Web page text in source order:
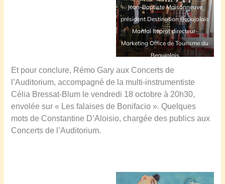
Jean-Baptiste Maisonneuve
président Destination Beaujolais
Martial Iteprat directeur-
Marketing Office de Tourisme du
Beaujolais
Et pour conclure, Rémo Gary aux Concerts de
l’Auditorium, accompagné de la multi-instrumentiste
Célia Bressat-Blum le vendredi 18 octobre à 20h30,
envolée sur « Les falaises de Bonifacio ». Quelques
mots de Constantine D’Aloisio, chargée des publics aux
Concerts de l’Auditorium.